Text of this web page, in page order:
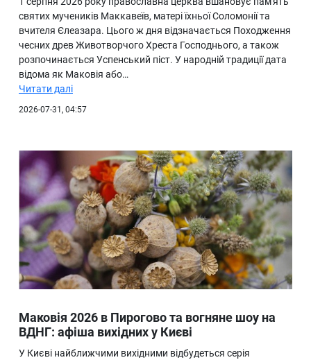
святих мучеників Маккавеїв, матері їхньої Соломонії та
вчителя Єлеазара. Цього ж дня відзначається Походження
чесних древ Животворчого Хреста Господнього, а також
розпочинається Успенський піст. У народній традиції дата
відома як Маковія або…
Читати далі
2026-07-31, 04:57
Маковія 2026 в Пирогово та вогняне шоу на
ВДНГ: афіша вихідних у Києві
У Києві найближчими вихідними відбудеться серія